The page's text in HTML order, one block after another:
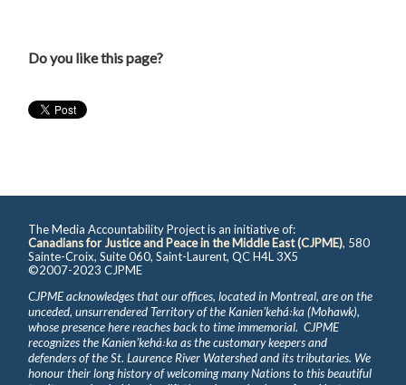
Do you like this page?
The Media Accountability Project is an initiative of:
Canadians for Justice and Peace in the Middle East (CJPME), 580
Sainte-Croix, Suite 060, Saint-Laurent, QC H4L 3X5
©2007-2023 CJPME
CJPME acknowledges that our offices, located in Montreal, are on the
unceded, unsurrendered Territory of the Kanienʼkehá꞉ka (Mohawk),
whose presence here reaches back to time immemorial. CJPME
recognizes the Kanienʼkehá꞉ka as the customary keepers and
defenders of the St. Laurence River Watershed and its tributaries. We
honour their long history of welcoming many Nations to this beautiful